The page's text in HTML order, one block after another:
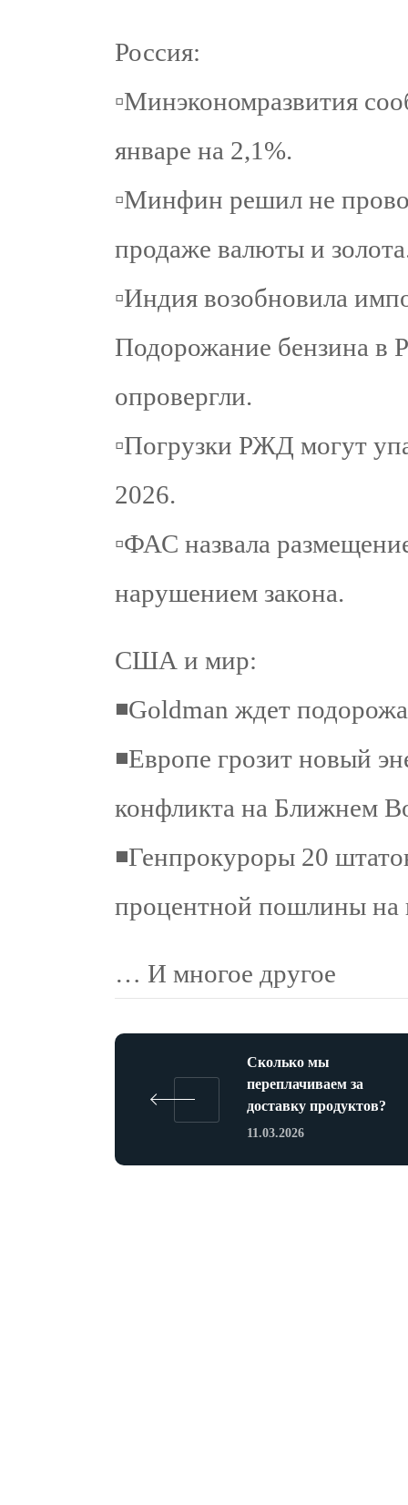
Россия:
▫️Минэкономразвития
январе на 2,1%.
▫️Минфин решил не
продаже валюты и
▫️Индия возобновила
Подорожание бензина в
опровергли.
▫️Погрузки РЖД могут
2026.
▫️ФАС назвала
нарушением закона.
США и мир:
◾️Goldman ждет
◾️Европе грозит новый
конфликта на Ближнем
◾️Генпрокуроры 20
процентной пошлины на
… И многое другое
Сколько мы
переплачиваем за
доставку продуктов?
11.03.2026